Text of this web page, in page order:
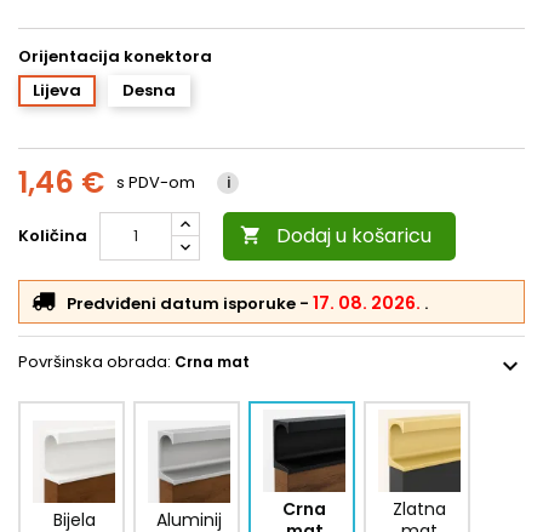
Orijentacija konektora
Lijeva
Desna
1,46 € s PDV-om i
Količina  Dodaj u košaricu
Predviđeni datum isporuke - 17. 08. 2026. .
Površinska obrada: Crna mat expand_more
Bijela Aluminij
Crna
Zlatna